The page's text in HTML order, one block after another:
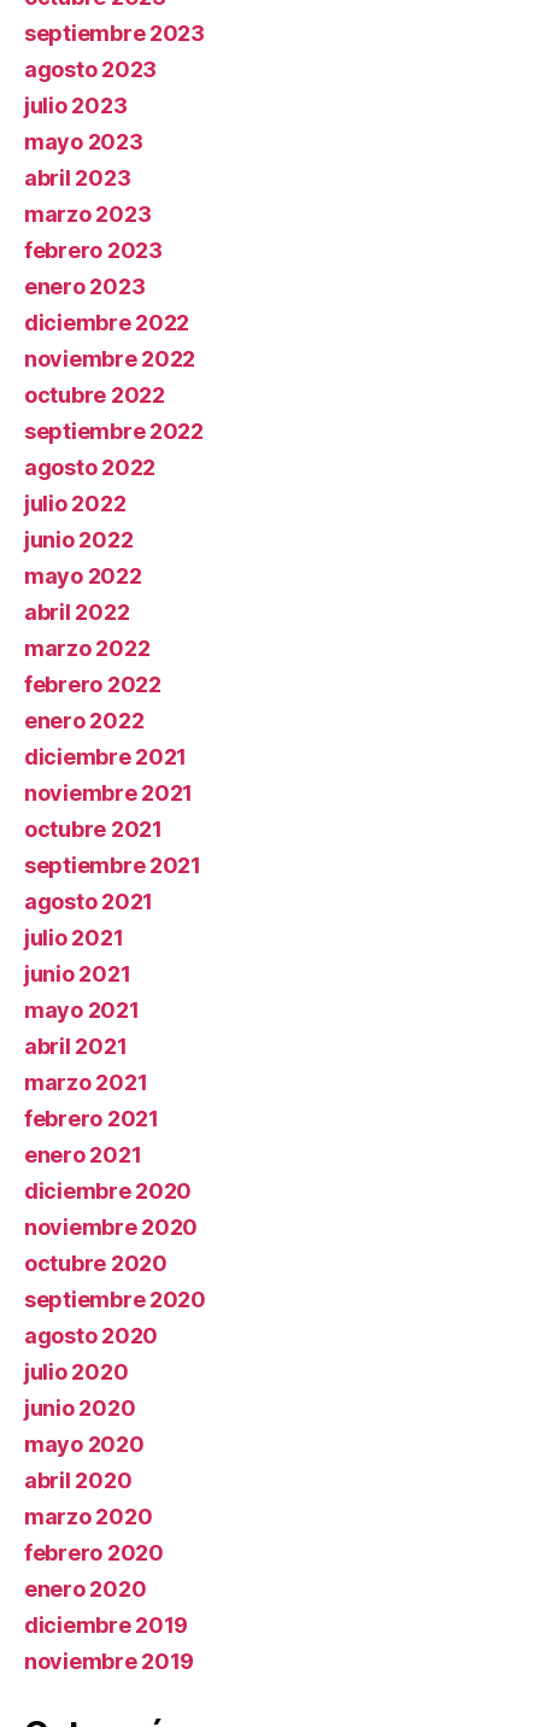
septiembre 2023
agosto 2023
julio 2023
mayo 2023
abril 2023
marzo 2023
febrero 2023
enero 2023
diciembre 2022
noviembre 2022
octubre 2022
septiembre 2022
agosto 2022
julio 2022
junio 2022
mayo 2022
abril 2022
marzo 2022
febrero 2022
enero 2022
diciembre 2021
noviembre 2021
octubre 2021
septiembre 2021
agosto 2021
julio 2021
junio 2021
mayo 2021
abril 2021
marzo 2021
febrero 2021
enero 2021
diciembre 2020
noviembre 2020
octubre 2020
septiembre 2020
agosto 2020
julio 2020
junio 2020
mayo 2020
abril 2020
marzo 2020
febrero 2020
enero 2020
diciembre 2019
noviembre 2019